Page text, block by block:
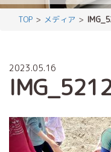
TOP メディア
2023.05.16